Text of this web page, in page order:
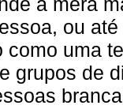
ou
como uma
grupos de